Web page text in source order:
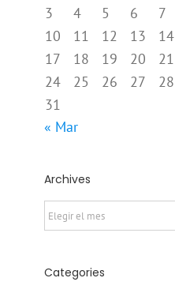
3
4 5 6 7
10
11 12 13 14
17
18 19 20 21
24
25 26 27 28
31
« Mar
Archives
Archives
Categories